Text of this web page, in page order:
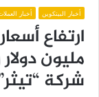
أخبار البيتكوين أخبار
مليون
شركة